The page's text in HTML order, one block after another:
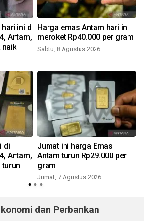
ini di
Antam,
naik
Harga emas Antam hari ini
meroket Rp40.000 per gram
Sabtu, 8 Agustus 2026
di
Antam,
turun
Jumat ini harga Emas
Antam turun Rp29.000 per
gram
Jumat, 7 Agustus 2026
dan Perbankan